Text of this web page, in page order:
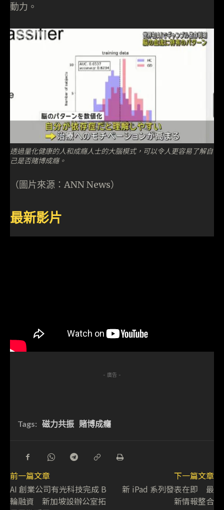
動力。
透過量化健康的人和成癮人士的大腦模式，可以令人更容易了解自
己是否賭博成癮。
（圖片來源：ANN News）
最新影片
- 廣告 -
Tags: 磁力共振 賭博成癮
前一篇文章
AI 創業公司有光科技完成 B
輪融資 新加坡設辦公室拓
下一篇文章
新 iPad 系列發表在即 最
新情報整合